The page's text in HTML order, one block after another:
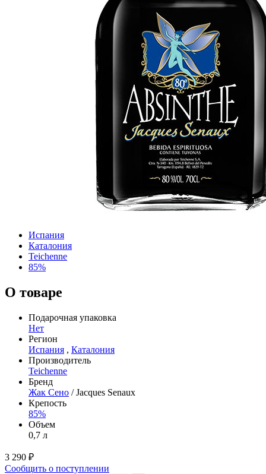
Испания
Каталония
Teichenne
85%
О товаре
Подарочная упаковка
Нет
Регион
Испания , Каталония
Производитель
Teichenne
Бренд
Жак Сено / Jacques Senaux
Крепость
85%
Объем
0,7 л
3 290 ₽
Сообщить о поступлении